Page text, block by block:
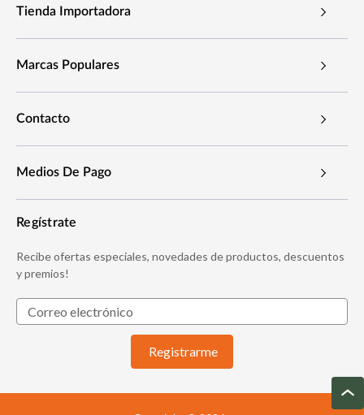
Tienda Importadora
Marcas Populares
Contacto
Medios De Pago
Regístrate
Recibe ofertas especiales, novedades de productos, descuentos
y premios!
i
c